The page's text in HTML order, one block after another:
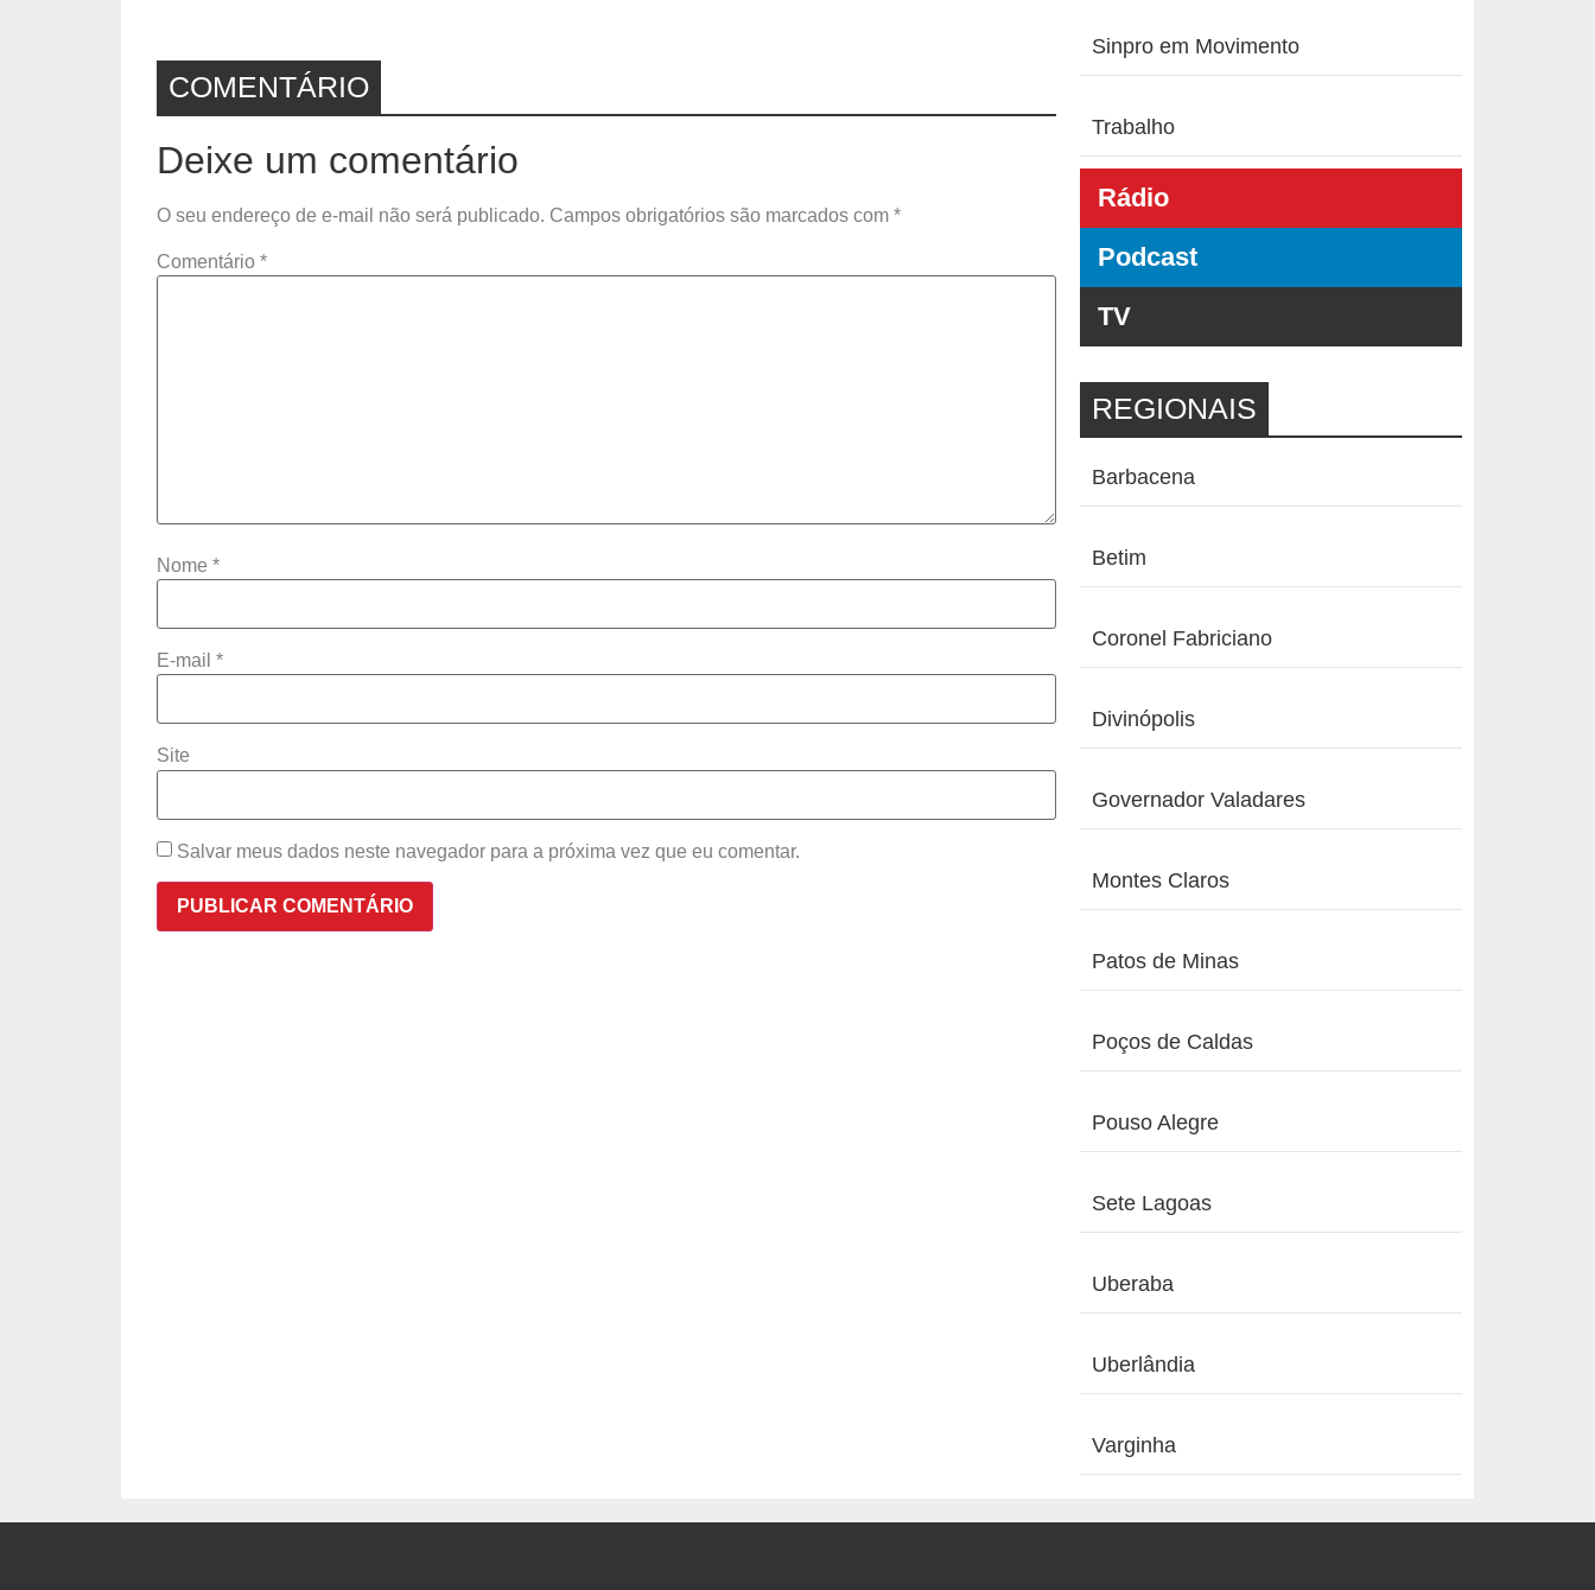
COMENTÁRIO
Deixe um comentário
O seu endereço de e-mail não será publicado. Campos obrigatórios são marcados com *
Comentário *
Nome *
E-mail *
Site
Salvar meus dados neste navegador para a próxima vez que eu comentar.
Sinpro em Movimento
Trabalho
Rádio
Podcast
TV
REGIONAIS
Barbacena
Betim
Coronel Fabriciano
Divinópolis
Governador Valadares
Montes Claros
Patos de Minas
Poços de Caldas
Pouso Alegre
Sete Lagoas
Uberaba
Uberlândia
Varginha